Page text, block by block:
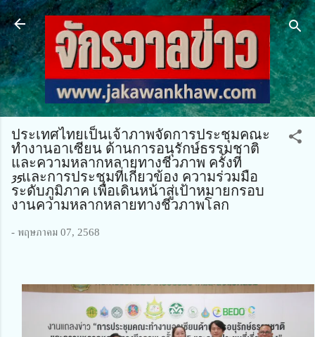
ข้ามไปที่เนื้อหาหลัก
ประเทศไทยเป็นเจ้าภาพจัดการประชุมคณะ
ทำงานอาเซียน ด้านการอนุรักษ์ธรรมชาติ
และความหลากหลายทางชีวภาพ ครั้งที่
35และการประชุมที่เกี่ยวข้อง ความร่วมมือ
ระดับภูมิภาค เพื่อเดินหน้าสู่เป้าหมายกรอบ
งานความหลากหลายทางชีวภาพโลก
- พฤษภาคม 07, 2568